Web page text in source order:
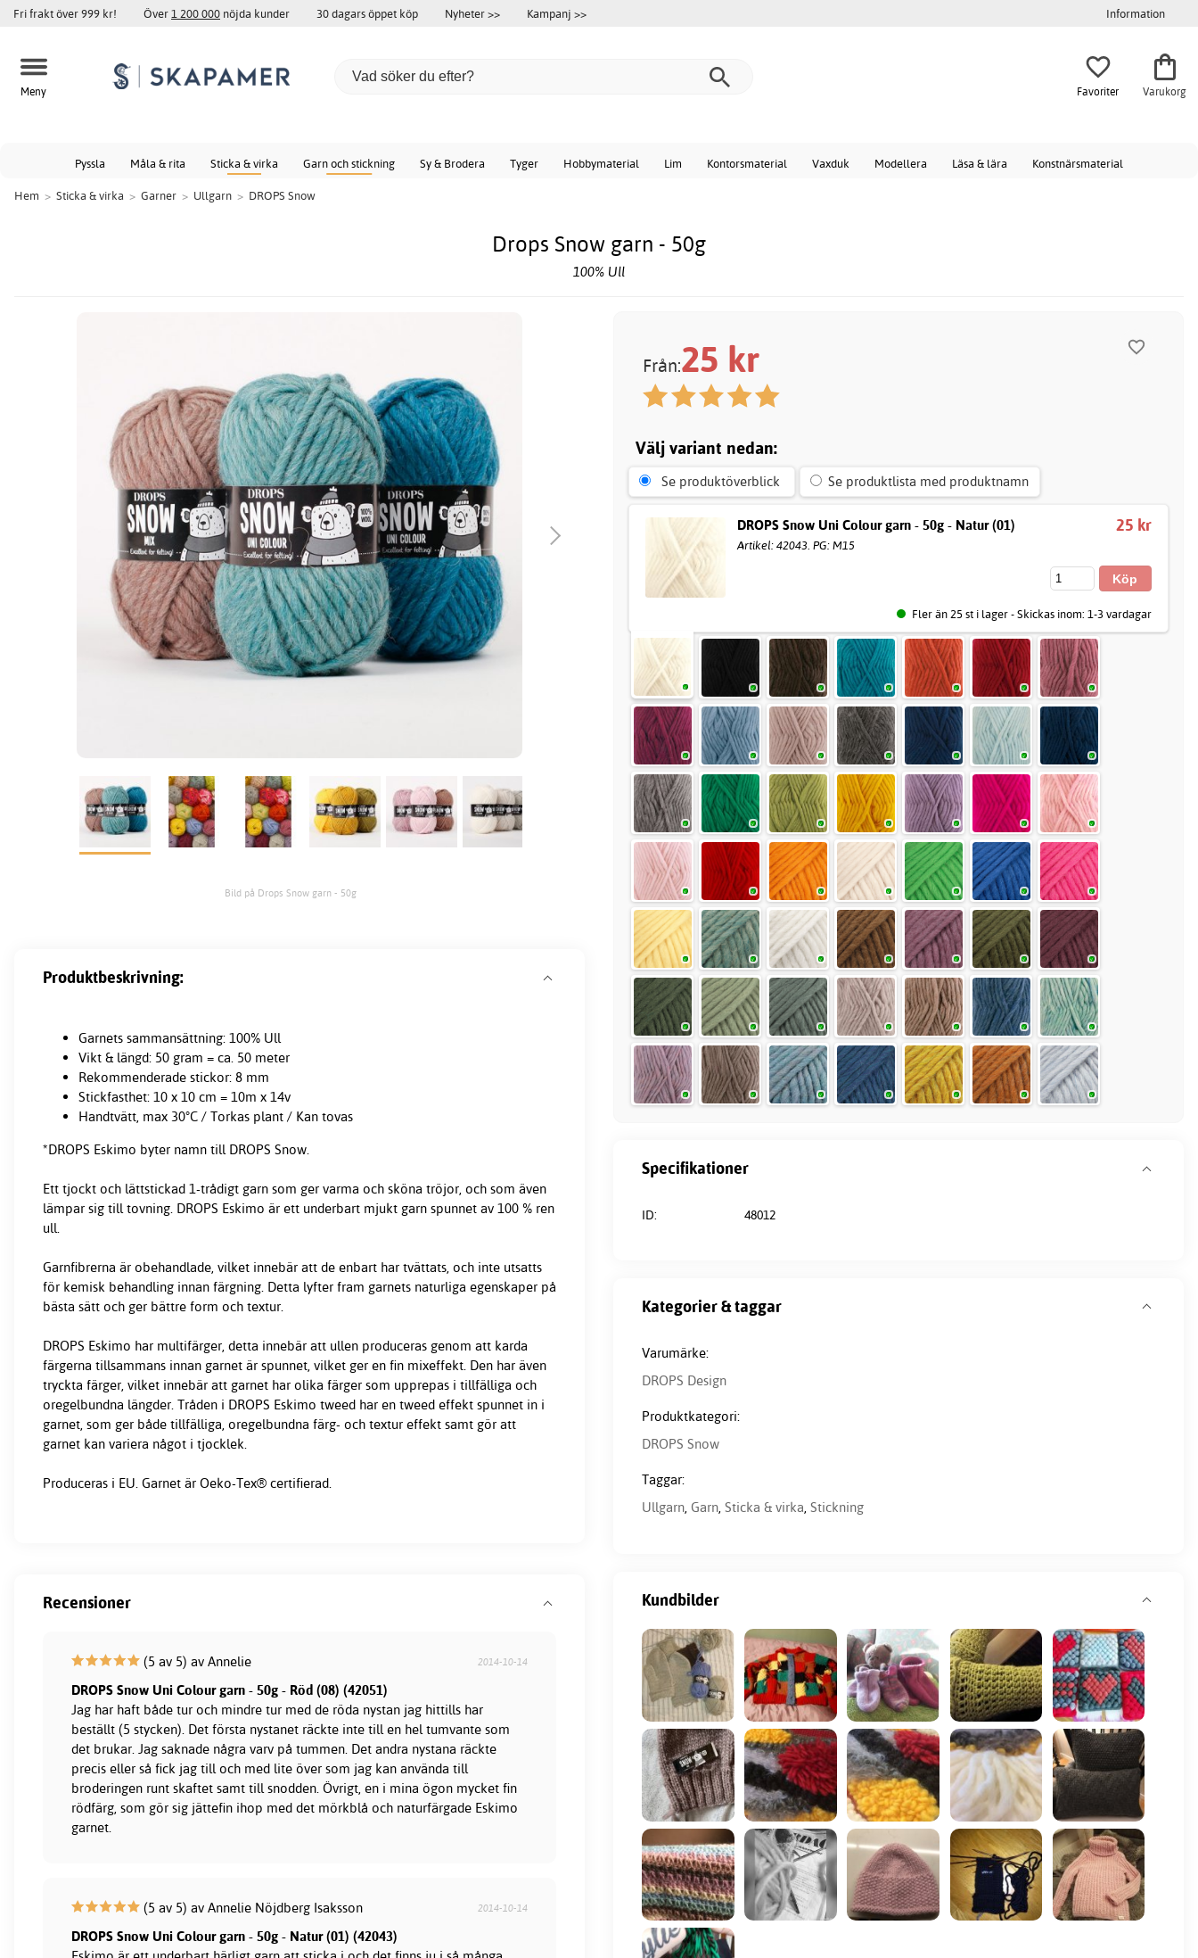
Fri frakt över 999 kr! Över1 200 000 nöjda kunder 30 dagars öppet köp Nyheter >> Kampanj >> Information
Meny Favoriter Varukorg
Pyssla Måla & rita Sticka & virka Garn och stickning Sy & Brodera Tyger Hobbymaterial Lim Kontorsmaterial Vaxduk Modellera Läsa & lära Konstnärsmaterial
Hem > Sticka & virka > Garner > Ullgarn > DROPS Snow
Drops Snow garn - 50g
100% Ull
Bild på Drops Snow garn - 50g
Från:25 kr
Välj variant nedan:
Se produktöverblick Se produktlista med produktnamn
DROPS Snow Uni Colour garn - 50g - Natur (01)
Artikel: 42043. PG: M15
25 kr
Fler än 25 st i lager - Skickas inom: 1-3 vardagar
Produktbeskrivning:
Garnets sammansättning: 100% Ull
Vikt & längd: 50 gram = ca. 50 meter
Rekommenderade stickor: 8 mm
Stickfasthet: 10 x 10 cm = 10m x 14v
Handtvätt, max 30°C / Torkas plant / Kan tovas
*DROPS Eskimo byter namn till DROPS Snow.
Ett tjockt och lättstickad 1-trådigt garn som ger varma och sköna tröjor, och som även
lämpar sig till tovning. DROPS Eskimo är ett underbart mjukt garn spunnet av 100 % ren
ull.
Garnfibrerna är obehandlade, vilket innebär att de enbart har tvättats, och inte utsatts
för kemisk behandling innan färgning. Detta lyfter fram garnets naturliga egenskaper på
bästa sätt och ger bättre form och textur.
DROPS Eskimo har multifärger, detta innebär att ullen produceras genom att karda
färgerna tillsammans innan garnet är spunnet, vilket ger en fin mixeffekt. Den har även
tryckta färger, vilket innebär att garnet har olika färger som upprepas i tillfälliga och
oregelbundna längder. Tråden i DROPS Eskimo tweed har en tweed effekt spunnet in i
garnet, som ger både tillfälliga, oregelbundna färg- och textur effekt samt gör att
garnet kan variera något i tjocklek.
Produceras i EU. Garnet är Oeko-Tex® certifierad.
Specifikationer
ID: 48012
Kategorier & taggar
Varumärke:
DROPS Design
Produktkategori:
DROPS Snow
Taggar:
Ullgarn, Garn, Sticka & virka, Stickning
Kundbilder
Recensioner
(5 av 5) av Annelie 2014-10-14
DROPS Snow Uni Colour garn - 50g - Röd (08) (42051)
Jag har haft både tur och mindre tur med de röda nystan jag hittills har
beställt (5 stycken). Det första nystanet räckte inte till en hel tumvante som
det brukar. Jag saknade några varv på tummen. Det andra nystana räckte
precis eller så fick jag till och med lite över som jag kan använda till
broderingen runt skaftet samt till snodden. Övrigt, en i mina ögon mycket fin
rödfärg, som gör sig jättefin ihop med det mörkblå och naturfärgade Eskimo
garnet.
(5 av 5) av Annelie Nöjdberg Isaksson 2014-10-14
DROPS Snow Uni Colour garn - 50g - Natur (01) (42043)